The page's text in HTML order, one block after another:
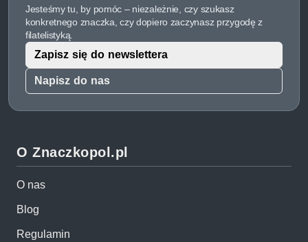
Jesteśmy tu, by pomóc – niezależnie, czy szukasz
konkretnego znaczka, czy dopiero zaczynasz przygodę z
filatelistyką.
Napisz do nas
Zapisz się do newslettera
O Znaczkopol.pl
O nas
Blog
Regulamin